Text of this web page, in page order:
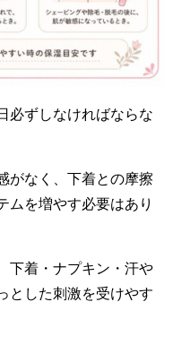
必ずしなければならな
がなく、下着との摩擦
ムを増やす必要はあり
下着・ナプキン・汗や
とした刺激を受けやす